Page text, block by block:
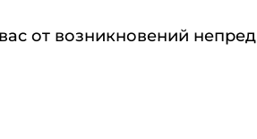
от возникновений